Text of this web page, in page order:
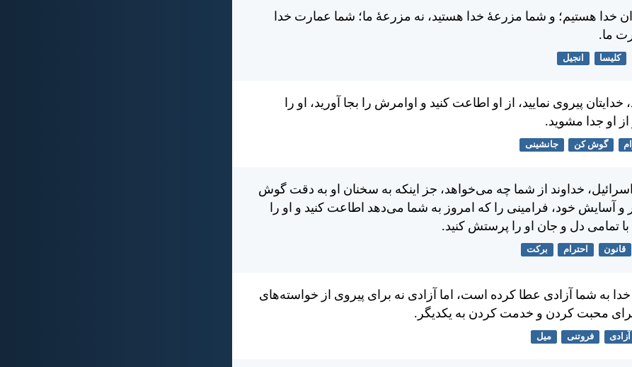
خدا هستيم؛ و شما مزرعهٔ خدا هستيد، نه مزرعهٔ ما؛ شما عمارت خدا
ما.
کلیسا انجیل
خدايتان پيروی نماييد، از او اطاعت كنيد و اوامرش را بجا آوريد، او را
او جدا مشويد.
گوش کن جانشینی
خداوند از شما چه می‌خواهد، جز اينكه به سخنان او به دقت گوش
و آسايش خود، فرامينی را كه امروز به شما می‌دهد اطاعت كنيد و او را
تمامی دل و جان او را پرستش كنيد.
قانون احترام برکت
خدا به شما آزادی عطا كرده است، اما آزادی نه برای پيروی از خواسته‌های
برای محبت كردن و خدمت كردن به يكديگر.
آزادی فروتنی میل